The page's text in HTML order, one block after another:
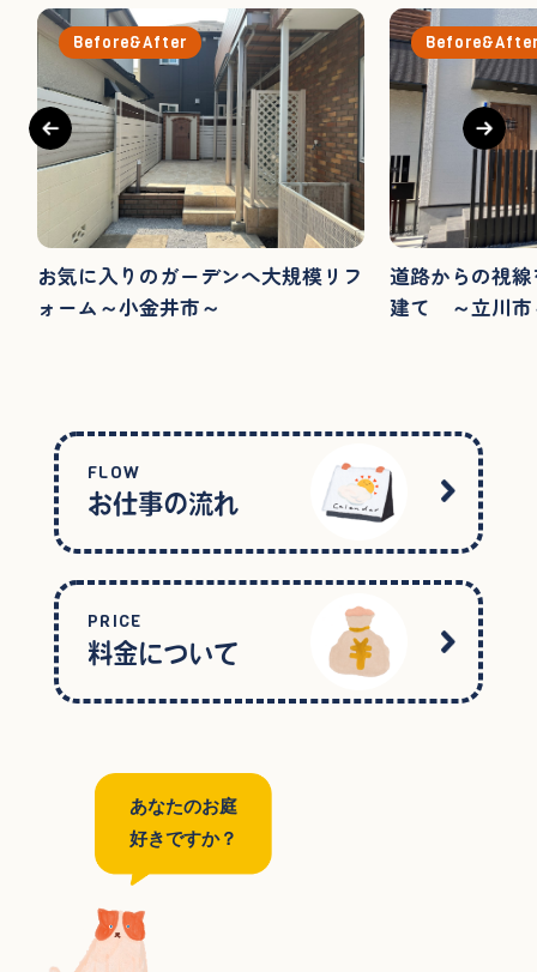
Before&After
お気に入りのガーデンへ大規模リフ
ォーム～小金井市～
道路からの視
建て ～立川市
FLOW
お仕事の流れ
PRICE
料金について
あなたのお庭
好きですか？